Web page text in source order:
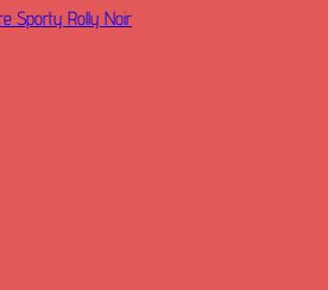
Sporty Rolly Noir